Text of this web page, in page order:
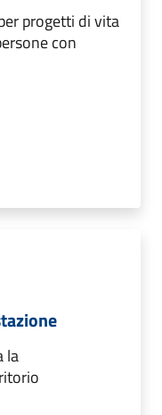
progetti di vita
con
la